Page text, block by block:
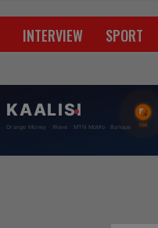
INTERVIEW SPORT